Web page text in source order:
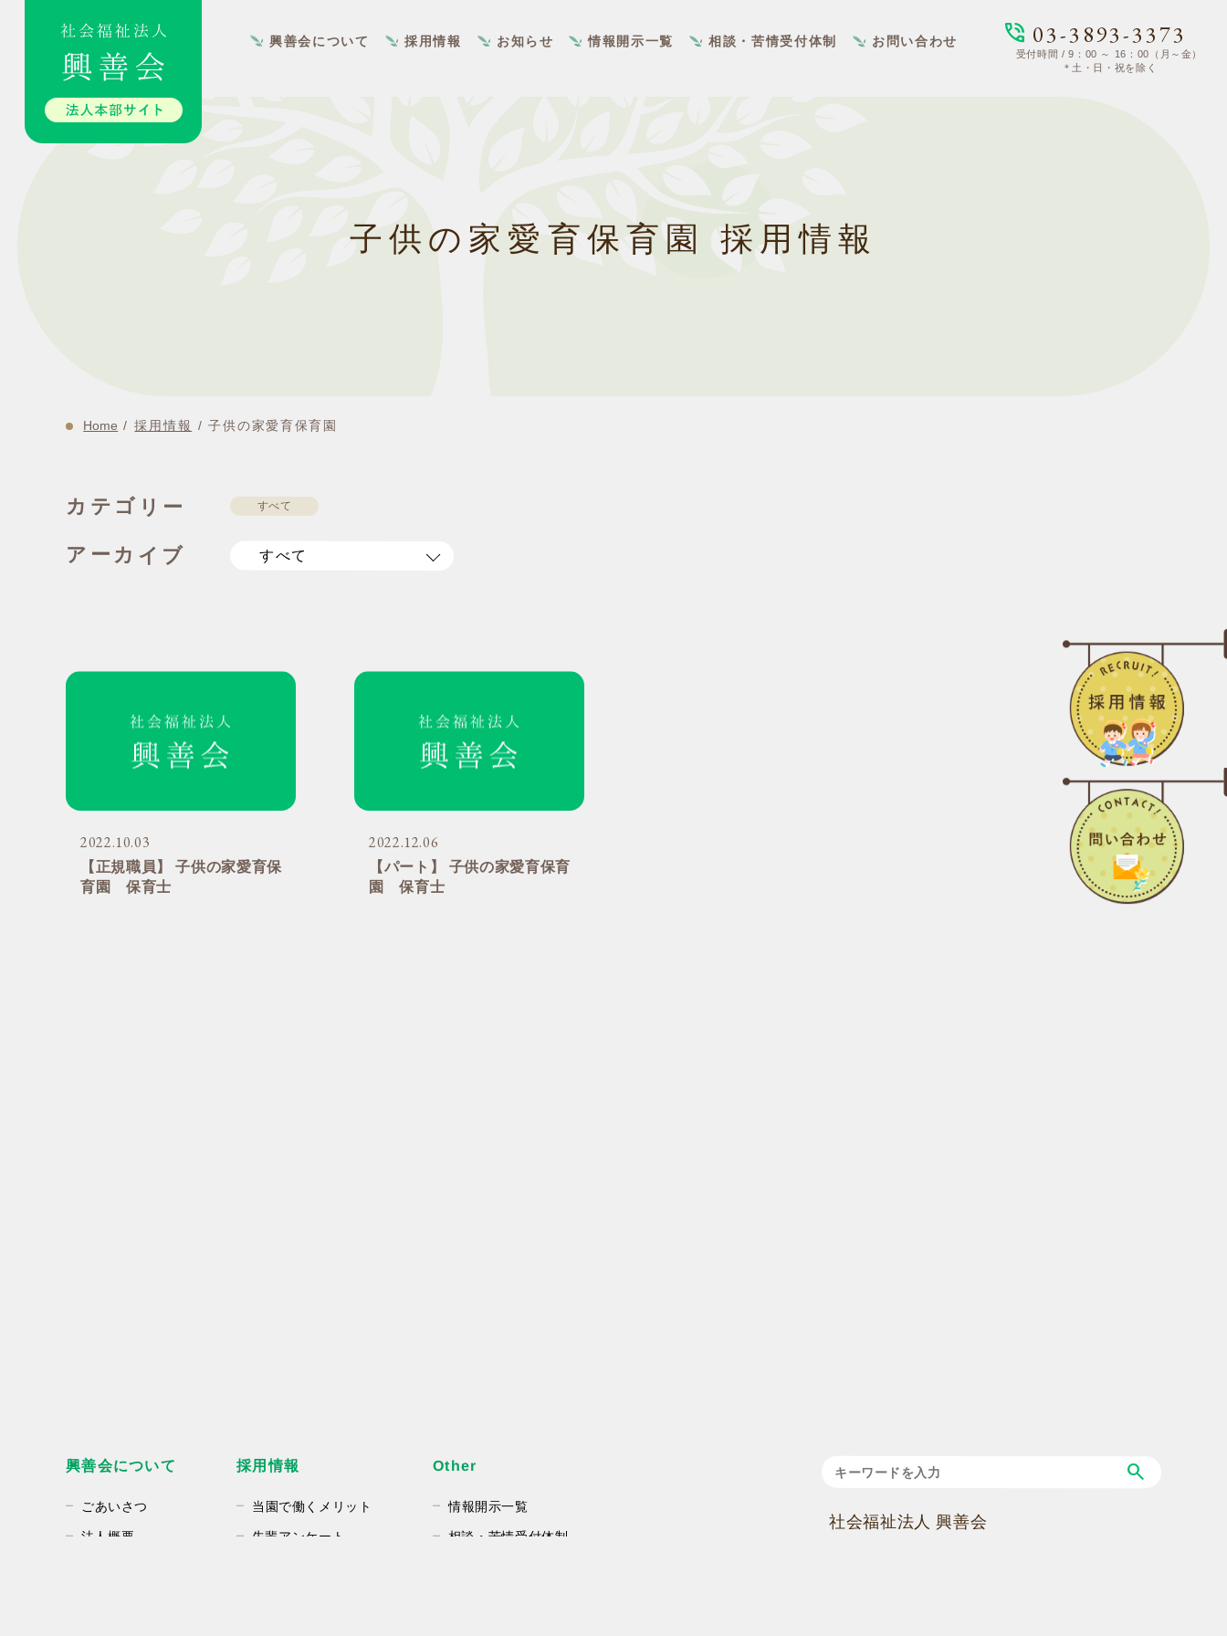
興善会について 採用情報 お知らせ 情報開示一覧 相談・苦情受付体制 お問い合わせ phone_in_talk 03-3893-3373
受付時間 / 9：00 ～ 16：00（月～金）
＊土・日・祝を除く
子供の家愛育保育園 採用情報
Home / 採用情報 / 子供の家愛育保育園
カテゴリー すべて
アーカイブ
2022.10.03
【正規職員】 子供の家愛育保
育園 保育士
2022.12.06
【パート】 子供の家愛育保育
園 保育士
興善会について
ごあいさつ
法人概要
採用情報
当園で働くメリット
先輩アンケート
Other
情報開示一覧
相談・苦情受付体制
search
社会福祉法人 興善会